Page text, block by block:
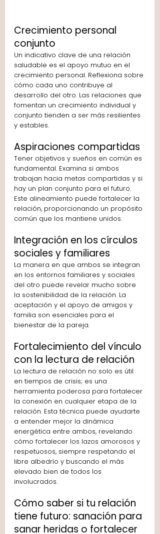
Crecimiento personal
conjunto
Un indicativo clave de una relación
saludable es el apoyo mutuo en el
crecimiento personal. Reflexiona sobre
cómo cada uno contribuye al
desarrollo del otro. Las relaciones que
fomentan un crecimiento individual y
conjunto tienden a ser más resilientes
y estables.
Aspiraciones compartidas
Tener objetivos y sueños en común es
fundamental. Examina si ambos
trabajan hacia metas compartidas y si
hay un plan conjunto para el futuro.
Este alineamiento puede fortalecer la
relación, proporcionando un propósito
común que los mantiene unidos.
Integración en los círculos
sociales y familiares
La manera en que ambos se integran
en los entornos familiares y sociales
del otro puede revelar mucho sobre
la sostenibilidad de la relación. La
aceptación y el apoyo de amigos y
familia son esenciales para el
bienestar de la pareja.
Fortalecimiento del vínculo
con la lectura de relación
La lectura de relación no solo es útil
en tiempos de crisis; es una
herramienta poderosa para fortalecer
la conexión en cualquier etapa de la
relación. Esta técnica puede ayudarte
a entender mejor la dinámica
energética entre ambos, revelando
cómo fortalecer los lazos amorosos y
respetuosos, siempre respetando el
libre albedrío y buscando el más
elevado bien de todos los
involucrados.
Cómo saber si tu relación
tiene futuro: sanación para
sanar heridas o fortalecer